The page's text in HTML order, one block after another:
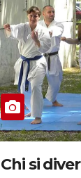
Chi si